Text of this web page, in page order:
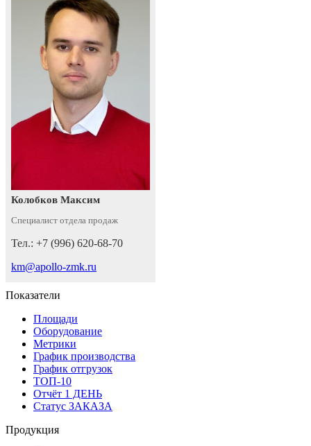
Колобков Максим
Специалист отдела продаж
Тел.: +7 (996) 620-68-70
km@apollo-zmk.ru
Показатели
Площади
Оборудование
Метрики
График производства
График отгрузок
ТОП-10
Отчёт 1 ДЕНЬ
Статус ЗАКАЗА
Продукция